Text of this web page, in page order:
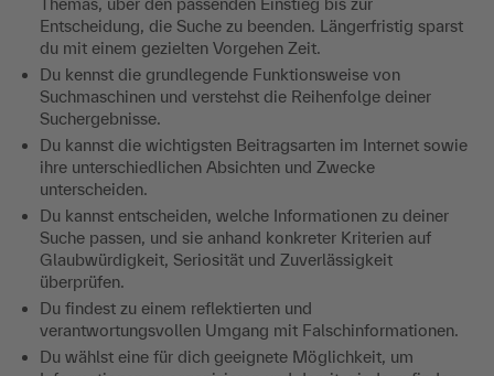
Themas, über den passenden Einstieg bis zur
Entscheidung, die Suche zu beenden. Längerfristig sparst
du mit einem gezielten Vorgehen Zeit.
Du kennst die grundlegende Funktionsweise von
Suchmaschinen und verstehst die Reihenfolge deiner
Suchergebnisse.
Du kannst die wichtigsten Beitragsarten im Internet sowie
ihre unterschiedlichen Absichten und Zwecke
unterscheiden.
Du kannst entscheiden, welche Informationen zu deiner
Suche passen, und sie anhand konkreter Kriterien auf
Glaubwürdigkeit, Seriosität und Zuverlässigkeit
überprüfen.
Du findest zu einem reflektierten und
verantwortungsvollen Umgang mit Falschinformationen.
Du wählst eine für dich geeignete Möglichkeit, um